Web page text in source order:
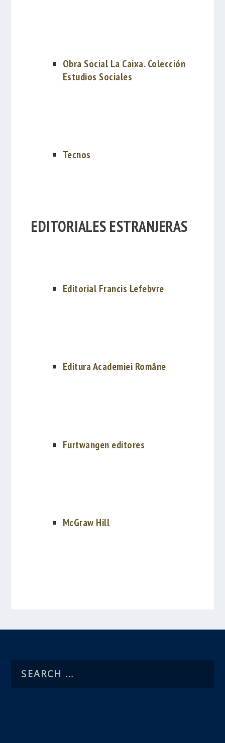
Obra Social La Caixa. Colección
Estudios Sociales
Tecnos
EDITORIALES ESTRANJERAS
Editorial Francis Lefebvre
Editura Academiei Române
Furtwangen editores
McGraw Hill